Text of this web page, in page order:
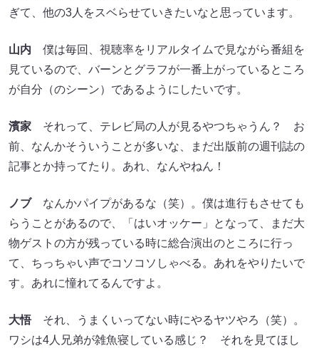
ぎて、他の3人をスベらせていきたいなと思っています。
山内 僕は毎回、視聴率をリアルタイムで見ながら番組を
見ているので、バーンとグラフが一番上がっているところ
が自分（のシーン）であるようにしたいです。
濱家 それって、テレビ局の人が見るやつちゃうん？ お
前、なんかそういうことが多いな、まだ出版前の週刊誌の
記事とか持ってたり。あれ、なんやねん！
ノブなんかパイプがあるな（笑）。僕は進行もさせても
らうことがあるので、「はいオッケー」となって、まだ大
物ゲストの方が残っている時に総合演出のところに行っ
て、ちっちゃい声でコソコソしゃべる。あれをやりたいで
す。あれに憧れてるんですよ。
大悟それ、うまくいってない時にやるヤツやろ（笑）。
ワシは4人兄弟が雑魚寝している感じ？ それを見てほし